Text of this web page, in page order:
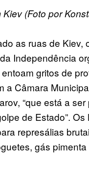
(Foto por
as ruas de Kiev,
Independência
gritos de
Câmara
“que está a
de Estado”.
represálias
gás